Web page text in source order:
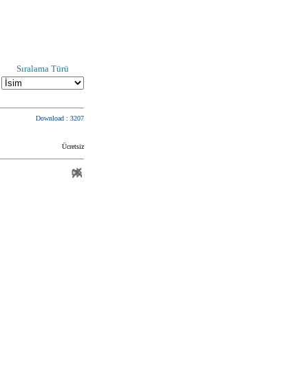
Sıralama Türü
Download : 3207
Ücretsiz